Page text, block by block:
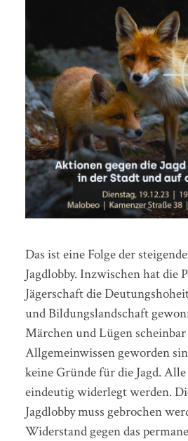
Das ist eine Folge der
Jagdlobby. Inzwischen hat die
Jägerschaft die
und Bildungslandschaft
Märchen und Lügen
Allgemeinwissen geworden
keine Gründe für die Jagd.
eindeutig widerlegt werden.
Jagdlobby muss gebrochen
Widerstand gegen das